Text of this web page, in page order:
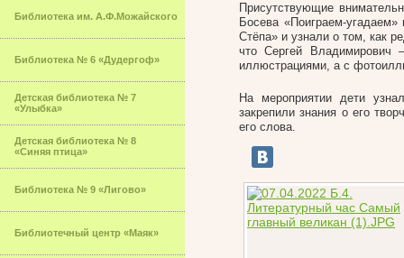
Библиотека им. А.Ф.Можайского
Библиотека № 6 «Дудергоф»
Детская библиотека № 7
«Улыбка»
Детская библиотека № 8
«Синяя птица»
Библиотека № 9 «Лигово»
Библиотечный центр «Маяк»
Присутствующие
Босева «Поиграем-
Стёпа» и узнали о том, как
что Сергей
иллюстрациями, а с
На мероприятии дети
закрепили знания о его
его слова.